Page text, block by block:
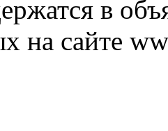
в
на сайте